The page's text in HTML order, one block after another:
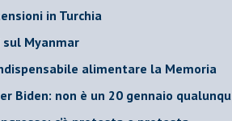
in Turchia
sul Myanmar
alimentare la Memoria
Biden: non è un 20 gennaio